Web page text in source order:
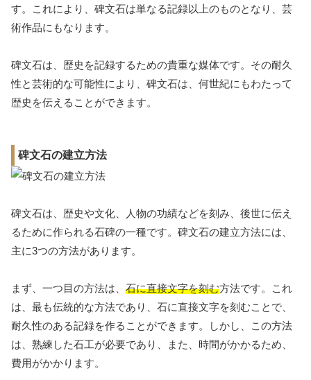
す。これにより、碑文石は単なる記録以上のものとなり、芸
術作品にもなります。
碑文石は、歴史を記録するための貴重な媒体です。その耐久
性と芸術的な可能性により、碑文石は、何世紀にもわたって
歴史を伝えることができます。
碑文石の建立方法
碑文石は、歴史や文化、人物の功績などを刻み、後世に伝え
るために作られる石碑の一種です。碑文石の建立方法には、
主に3つの方法があります。
まず、一つ目の方法は、 石に直接文字を刻む方法です。これ
は、最も伝統的な方法であり、石に直接文字を刻むことで、
耐久性のある記録を作ることができます。しかし、この方法
は、熟練した石工が必要であり、また、時間がかかるため、
費用がかかります。